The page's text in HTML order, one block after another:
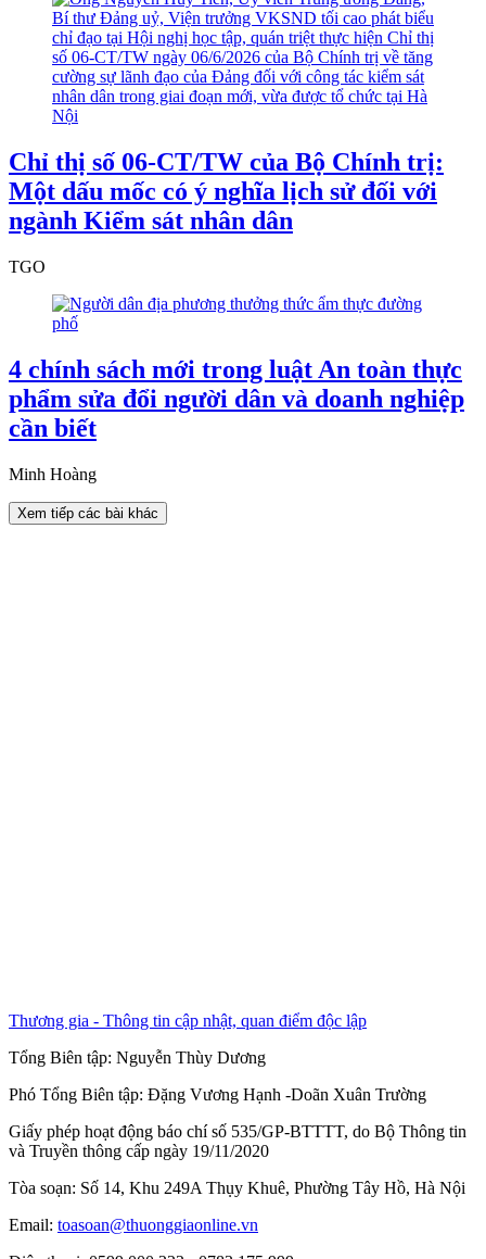
Chỉ thị số 06-CT/TW của Bộ Chính trị:
Một dấu mốc có ý nghĩa lịch sử đối với
ngành Kiểm sát nhân dân
TGO
4 chính sách mới trong luật An toàn thực
phẩm sửa đổi người dân và doanh nghiệp
cần biết
Minh Hoàng
Xem tiếp các bài khác
Thương gia - Thông tin cập nhật, quan điểm độc lập
Tổng Biên tập: Nguyễn Thùy Dương
Phó Tổng Biên tập: Đặng Vương Hạnh -Doãn Xuân Trường
Giấy phép hoạt động báo chí số 535/GP-BTTTT, do Bộ Thông tin
và Truyền thông cấp ngày 19/11/2020
Tòa soạn: Số 14, Khu 249A Thụy Khuê, Phường Tây Hồ, Hà Nội
Email: toasoan@thuonggiaonline.vn